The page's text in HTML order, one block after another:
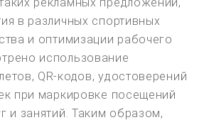
в различных спортивных
и оптимизации рабочего
использование
QR-кодов, удостоверений
при маркировке посещений
и занятий. Таким образом,